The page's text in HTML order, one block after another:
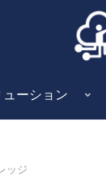
ューション
ッジ